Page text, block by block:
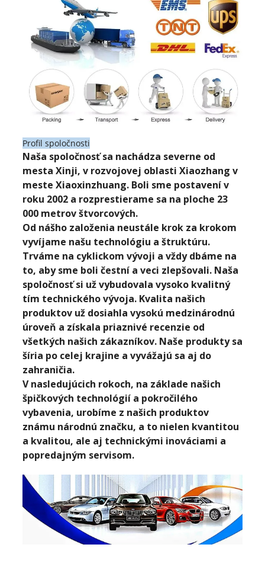
Profil spoločnosti
Naša spoločnosť sa nachádza severne od
mesta Xinji, v rozvojovej oblasti Xiaozhang v
meste Xiaoxinzhuang. Boli sme postavení v
roku 2002 a rozprestierame sa na ploche 23
000 metrov štvorcových.
Od nášho založenia neustále krok za krokom
vyvíjame našu technológiu a štruktúru.
Trváme na cyklickom vývoji a vždy dbáme na
to, aby sme boli čestní a veci zlepšovali. Naša
spoločnosť si už vybudovala vysoko kvalitný
tím technického vývoja. Kvalita našich
produktov už dosiahla vysokú medzinárodnú
úroveň a získala priaznivé recenzie od
všetkých našich zákazníkov. Naše produkty sa
šíria po celej krajine a vyvážajú sa aj do
zahraničia.
V nasledujúcich rokoch, na základe našich
špičkových technológií a pokročilého
vybavenia, urobíme z našich produktov
známu národnú značku, a to nielen kvantitou
a kvalitou, ale aj technickými inováciami a
popredajným servisom.